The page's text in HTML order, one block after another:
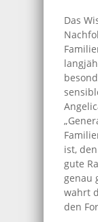
Das
ist,
gute
genau
wahrt
den